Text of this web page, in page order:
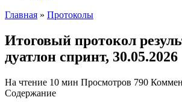
Главная » Протоколы
Итоговый протокол
дуатлон спринт, 30.05.2026
На чтение 10 мин Просмотров 790
Содержание